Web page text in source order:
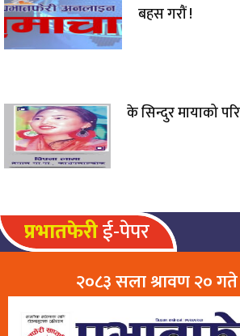
बहस गरौं !
के सिन्दुर मायाको
प्रभातफेरीई-पेपर
२०८३ सला श्रावण २०